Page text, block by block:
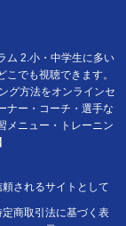
ム 2.小・中学生に多い
でも視聴できます。
グ方法をオンラインセ
ナー・コーチ・選手な
メニュー・トレーニン
頼されるサイトとして
定商取引法に基づく表